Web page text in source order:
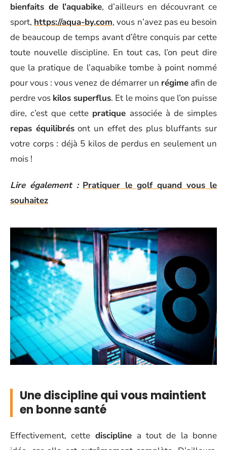
bienfaits de l’aquabike, d’ailleurs en découvrant ce
sport, https://aqua-by.com, vous n’avez pas eu besoin
de beaucoup de temps avant d’être conquis par cette
toute nouvelle discipline. En tout cas, l’on peut dire
que la pratique de l’aquabike tombe à point nommé
pour vous : vous venez de démarrer un régimeafin de
perdre vos kilos superflus. Et le moins que l’on puisse
dire, c’est que cette pratique associée à de simples
repas équilibrésont un effet des plus bluffants sur
votre corps : déjà 5 kilos de perdus en seulement un
mois !
Lire également : Pratiquer le golf quand vous le
souhaitez
Une discipline qui vous maintient
en bonne santé
Effectivement, cette discipline a tout de la bonne